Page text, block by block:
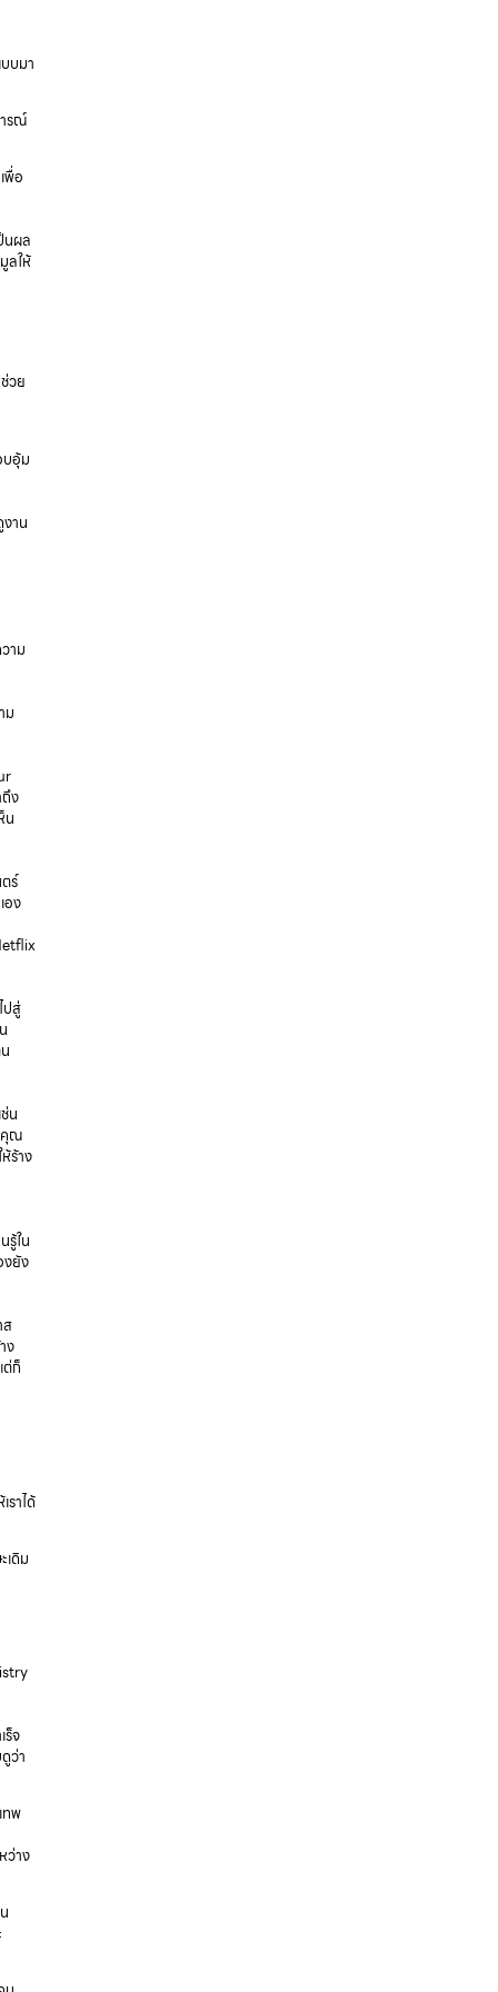
บมา
รณ์
พื่อ
นผล
ลให้
วย
บอุ้ม
าน
าม
ม
ง
น
ร์
อง
ปสู่
น
คุณ
ร้าง
รู้ใน
งยัง
ส
ง
ต่ก็
ราได้
ดิม
ร็จ
ว่า
ทพ
ว่าง